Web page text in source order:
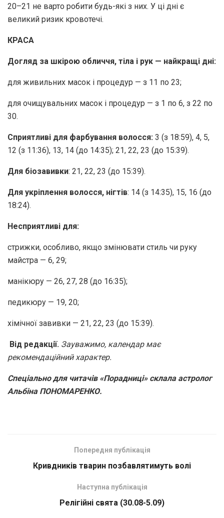
20–21 не варто робити будь-які з них. У ці дні є
великий ризик кровотечі.
КРАСА
Догляд за шкірою обличчя, тіла і рук — найкращі дні:
для живильних масок і процедур — з 11 по 23;
для очищувальних масок і процедур — з 1 по 6, з 22 по
30.
Сприятливі для фарбування волосся: 3 (з 18:59), 4, 5,
12 (з 11:36), 13, 14 (до 14:35); 21, 22, 23 (до 15:39).
Для біозавивки: 21, 22, 23 (до 15:39).
Для укріплення волосся, нігтів: 14 (з 14:35), 15, 16 (до
18:24).
Несприятливі для:
стрижки, особливо, якщо змінювати стиль чи руку
майстра — 6, 29;
манікюру — 26, 27, 28 (до 16:35);
педикюру — 19, 20;
хімічної завивки — 21, 22, 23 (до 15:39).
Від редакції. Зауважимо, календар має
рекомендаційний характер.
Спеціально для читачів «Порадниці» склала астролог
Альбіна ПОНОМАРЕНКО.
Попередня публікація
Кривдників тварин позбавлятимуть волі
Наступна публікація
Релігійні свята (30.08-5.09)